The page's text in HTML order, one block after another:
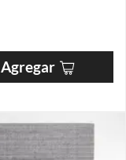
Agregar